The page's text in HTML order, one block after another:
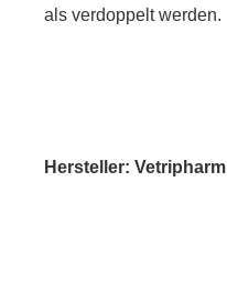
als verdoppelt werden.
Hersteller: Vetripharm